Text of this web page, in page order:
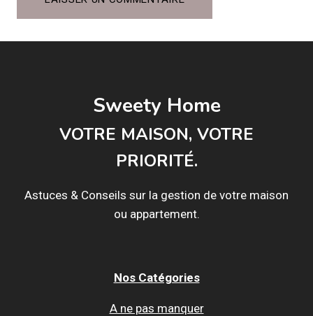
Sweety Home
VOTRE MAISON, VOTRE
PRIORITÉ.
Astuces & Conseils sur la gestion de votre maison
ou appartement.
Nos Catégories
A ne pas manquer